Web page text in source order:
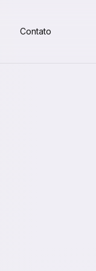
Contato